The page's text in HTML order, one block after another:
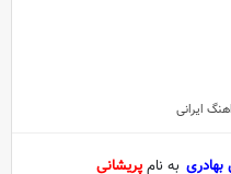
ایرانی
بهادری به نامپریشانی